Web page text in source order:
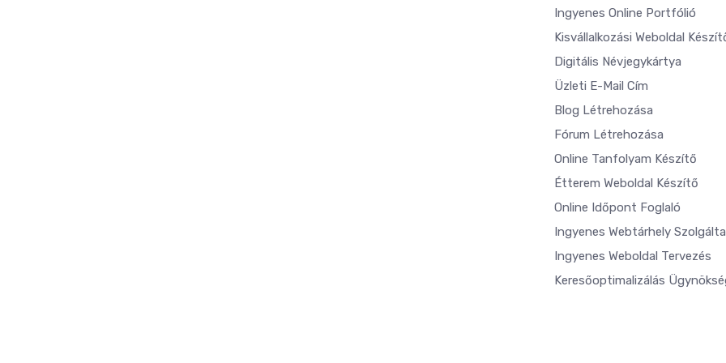
Ingyenes Online Portfólió
Kisvállalkozási Weboldal
Digitális Névjegykártya
Üzleti E-Mail Cím
Blog Létrehozása
Fórum Létrehozása
Online Tanfolyam Készítő
Étterem Weboldal Készítő
Online Időpont Foglaló
Ingyenes Webtárhely
Ingyenes Weboldal Tervezés
Keresőoptimalizálás